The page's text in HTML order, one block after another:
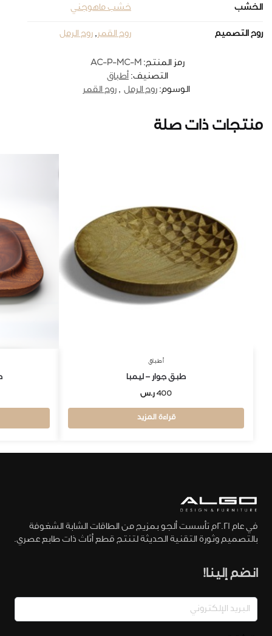
الخشب خشب ماهوجني
روح التصميم روح القمر , روح الرمل
رمز المنتج: AC-P-MC-M
التصنيف: أطباق
الوسوم:روح الرمل ,روح القمر
منتجات ذات صلة
أطباق
طبق جوار – ليمبا
400 ر.س
قراءة المزيد
في عام 2021م تأسست ألجو بمزيج من الطاقات الشابة الشغوفة
بالتصميم وثورة التقنية الحديثة لتنتج قطع أثاث ذات طابع عصري.
انضم إلينا!